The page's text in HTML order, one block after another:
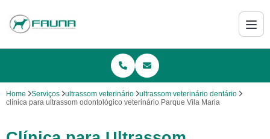
Home Serviços ultrassom veterinário
ultrassom veterinário dentário
clínica para ultrassom odontológico veterinário Parque Vila Maria